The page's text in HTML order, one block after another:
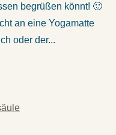
begrüßen könnt! 🙂
an eine Yogamatte
oder der...